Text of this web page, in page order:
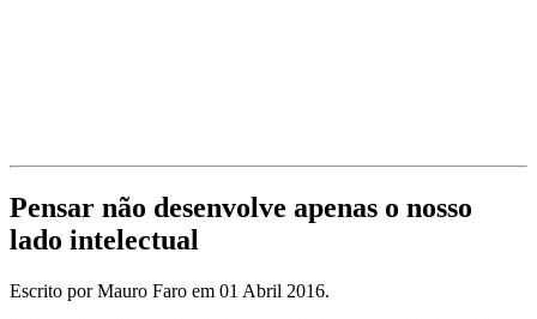
Pensar não desenvolve apenas o nosso
lado intelectual
Escrito por Mauro Faro em 01 Abril 2016.